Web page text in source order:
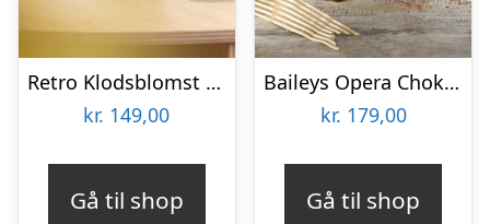
Retro Klodsblomst – Mellem
kr. 149,00
Gå til shop
Baileys Opera Chokoladeæske
kr. 179,00
Gå til shop